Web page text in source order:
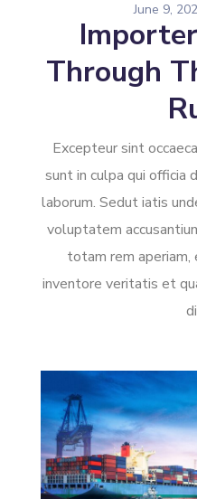
June 9,
Through
Excepteur sint
sunt in culpa qui officia
laborum. Sedut iatis
voluptatem
totam rem aperiam,
inventore veritatis et